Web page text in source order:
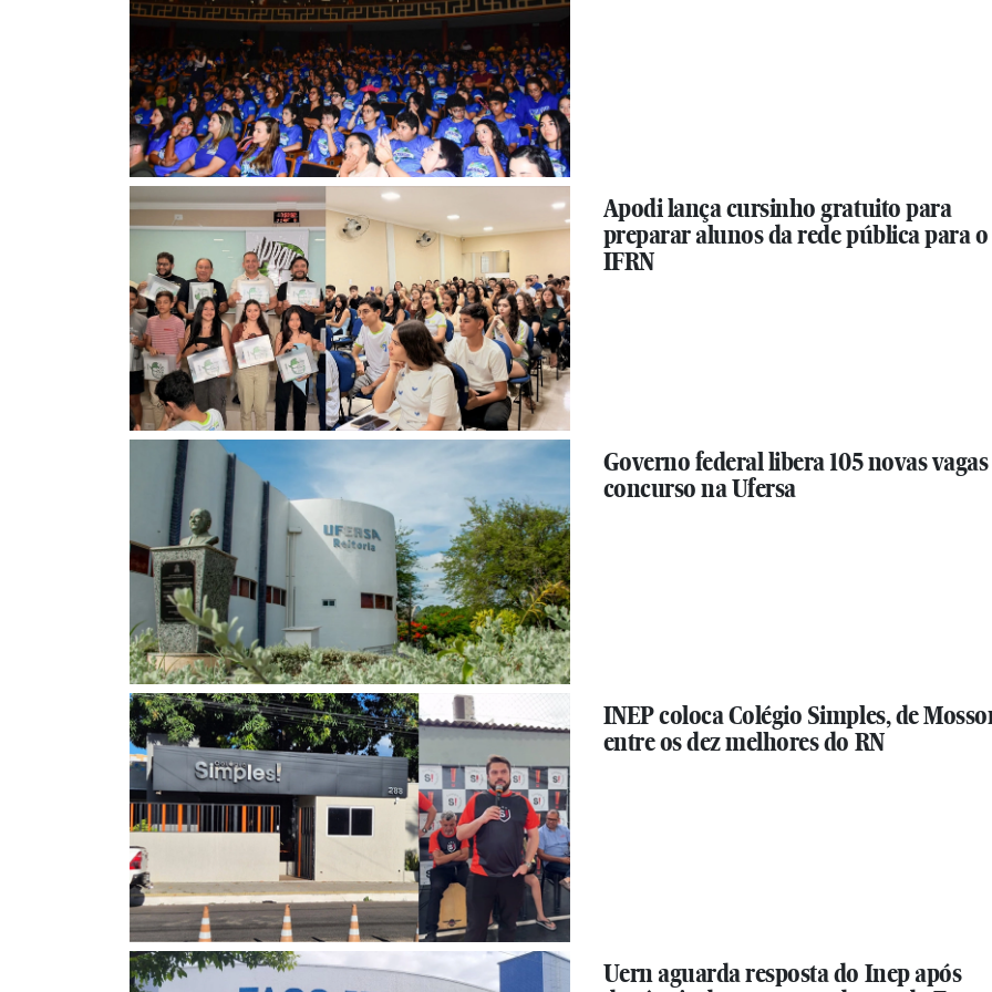
Apodi lança cursinho gratuito para
preparar alunos da rede pública para o
IFRN
Governo federal libera 105 novas
concurso na Ufersa
INEP coloca Colégio Simples, de
entre os dez melhores do RN
Uern aguarda resposta do Inep após